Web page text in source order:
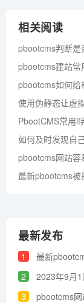
相关阅读
pbootcms建站常
pbootcms如何给
使用伪静态让虚
PbootCMS常用if
如何及时发现自
pbootcms网站容
最新pbootcms被
最新发布
1
最新
2
2023年9月
3
pbootcms